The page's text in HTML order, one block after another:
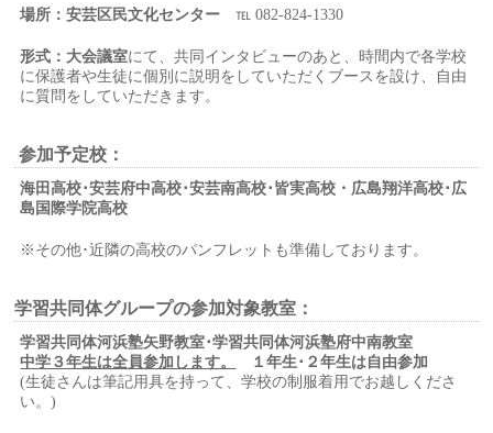
場所：安芸区民文化センター℡ 082-824-1330
形式：大会議室にて、共同インタビューのあと、時間内で各学校
に保護者や生徒に個別に説明をしていただくブースを設け、自由
に質問をしていただきます。
参加予定校 ：
海田高校･安芸府中高校･安芸南高校･皆実高校・ 広島翔洋高校･広
島国際学院高校
※その他･近隣の高校のパンフレットも準備しております。
学習共同体グループの参加対象教室：
学習共同体河浜塾矢野教室･学習共同体河浜塾府中南教室
中学３年生は全員参加します。
１年生･２年生は自由参加
(生徒さんは筆記用具を持って、学校の制服着用でお越しくださ
い。)